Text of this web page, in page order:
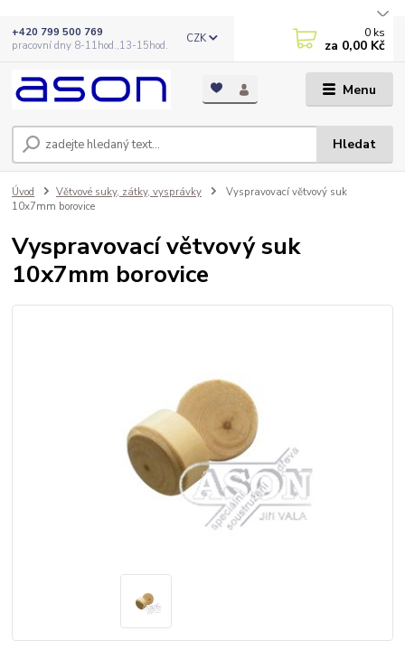
Menu
CZK
Hledat
+420 799 500 769
pracovní dny 8-11hod.,13-15hod.
0 ks
za 0,00 Kč
Úvod Větvové suky, zátky, vysprávky
Vyspravovací větvový suk
10x7mm borovice
Vyspravovací větvový suk
10x7mm borovice